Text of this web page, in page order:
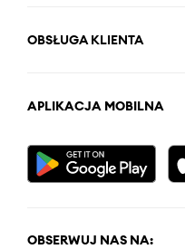
OBSŁUGA KLIENTA
APLIKACJA MOBILNA
OBSERWUJ NAS NA: